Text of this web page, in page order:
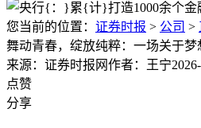
您当前的位置： 证券时报 > 公司 >
舞动青春，绽放纯粹：一场关于
来源：证券时报网作者：王宁
点赞
分享